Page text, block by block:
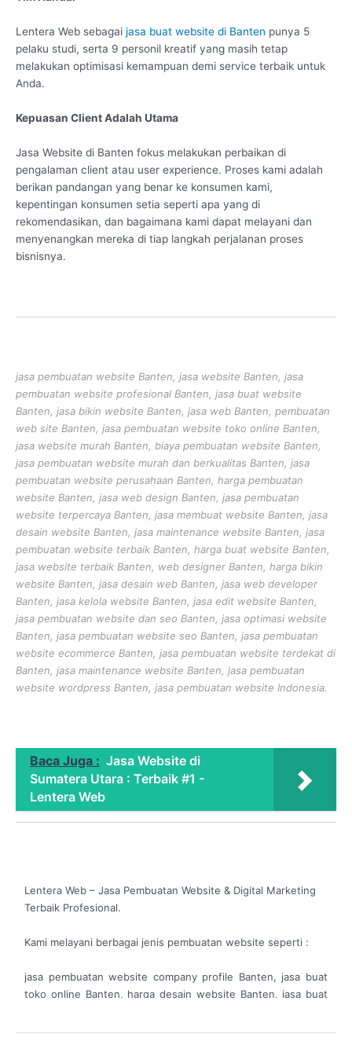
Lentera Web sebagai jasa buat website di Banten punya 5
pelaku studi, serta 9 personil kreatif yang masih tetap
melakukan optimisasi kemampuan demi service terbaik untuk
Anda.
Kepuasan Client Adalah Utama
Jasa Website di Banten fokus melakukan perbaikan di
pengalaman client atau user experience. Proses kami adalah
berikan pandangan yang benar ke konsumen kami,
kepentingan konsumen setia seperti apa yang di
rekomendasikan, dan bagaimana kami dapat melayani dan
menyenangkan mereka di tiap langkah perjalanan proses
bisnisnya.
jasa pembuatan website Banten, jasa website Banten, jasa
pembuatan website profesional Banten, jasa buat website
Banten, jasa bikin website Banten, jasa web Banten, pembuatan
web site Banten, jasa pembuatan website toko online Banten,
jasa website murah Banten, biaya pembuatan website Banten,
jasa pembuatan website murah dan berkualitas Banten, jasa
pembuatan website perusahaan Banten, harga pembuatan
website Banten, jasa web design Banten, jasa pembuatan
website terpercaya Banten, jasa membuat website Banten, jasa
desain website Banten, jasa maintenance website Banten, jasa
pembuatan website terbaik Banten, harga buat website Banten,
jasa website terbaik Banten, web designer Banten, harga bikin
website Banten, jasa desain web Banten, jasa web developer
Banten, jasa kelola website Banten, jasa edit website Banten,
jasa pembuatan website dan seo Banten, jasa optimasi website
Banten, jasa pembuatan website seo Banten, jasa pembuatan
website ecommerce Banten, jasa pembuatan website terdekat di
Banten, jasa maintenance website Banten, jasa pembuatan
website wordpress Banten, jasa pembuatan website Indonesia.
Baca Juga : Jasa Website di
Sumatera Utara : Terbaik #1 -
Lentera Web
Lentera Web – Jasa Pembuatan Website & Digital Marketing
Terbaik Profesional.
Kami melayani berbagai jenis pembuatan website seperti :
jasa pembuatan website company profile Banten, jasa buat
toko online Banten, harga desain website Banten, jasa buat